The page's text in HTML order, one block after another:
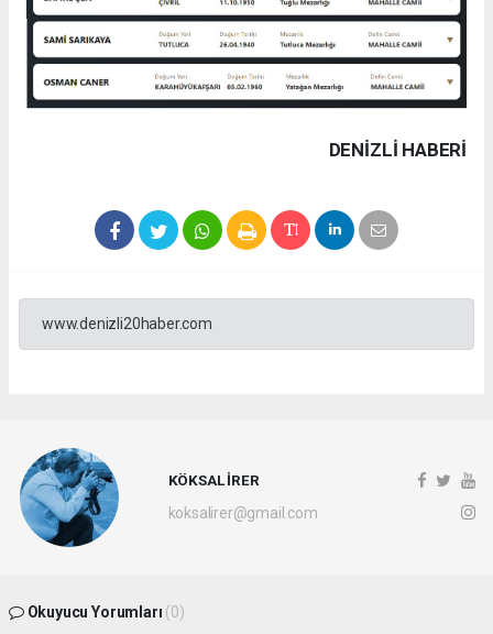
DENIZLI HABERİ
www.denizli20haber.com
KÖKSAL İRER
koksalirer@gmail.com
Okuyucu Yorumları (0)